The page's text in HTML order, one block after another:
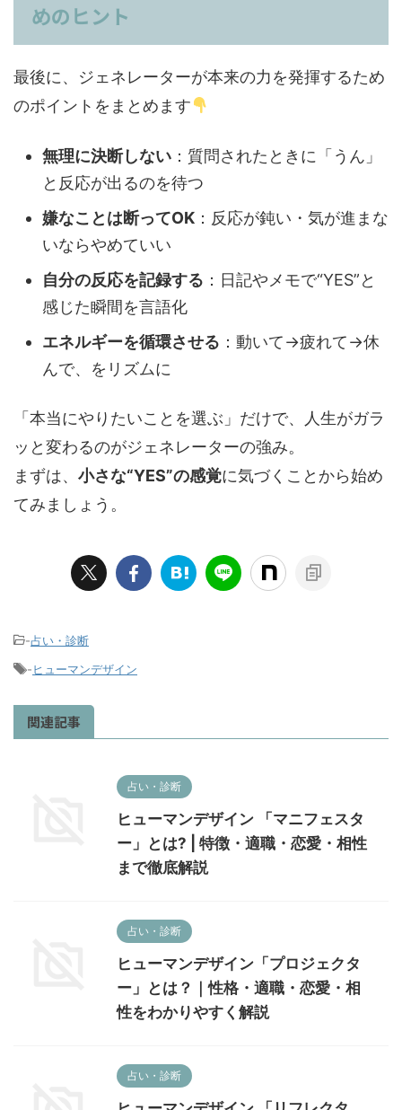
めのヒント
最後に、ジェネレーターが本来の力を発揮するため
のポイントをまとめます
無理に決断しない ：質問されたときに「うん」
と反応が出るのを待つ
嫌なことは断ってOK ：反応が鈍い・気が進まな
いならやめていい
自分の反応を記録する ：日記やメモで“YES”と
感じた瞬間を言語化
エネルギーを循環させる ：動いて→疲れて→休
んで、をリズムに
「本当にやりたいことを選ぶ」だけで、人生がガラ
ッと変わるのがジェネレーターの強み。
まずは、 小さな“YES”の感覚に気づくことから始め
てみましょう。
-占い・診断
-ヒューマンデザイン
関連記事
占い・診断
ヒューマンデザイン 「マニフェスタ
ー」とは? | 特徴・適職・恋愛・相性
まで徹底解説
占い・診断
ヒューマンデザイン「プロジェクタ
ー」とは？｜性格・適職・恋愛・相
性をわかりやすく解説
占い・診断